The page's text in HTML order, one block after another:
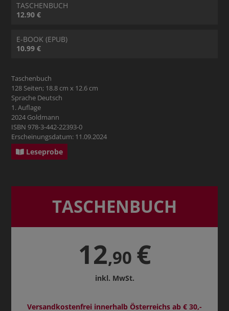
TASCHENBUCH
12.90 €
E-BOOK (EPUB)
10.99 €
Taschenbuch
128 Seiten; 18.8 cm x 12.6 cm
Sprache Deutsch
1. Auflage
2024 Goldmann
ISBN 978-3-442-22393-0
Erscheinungsdatum: 11.09.2024
Leseprobe
TASCHENBUCH
12,90 €
inkl. MwSt.
Versandkostenfrei innerhalb Österreichs ab € 30,-